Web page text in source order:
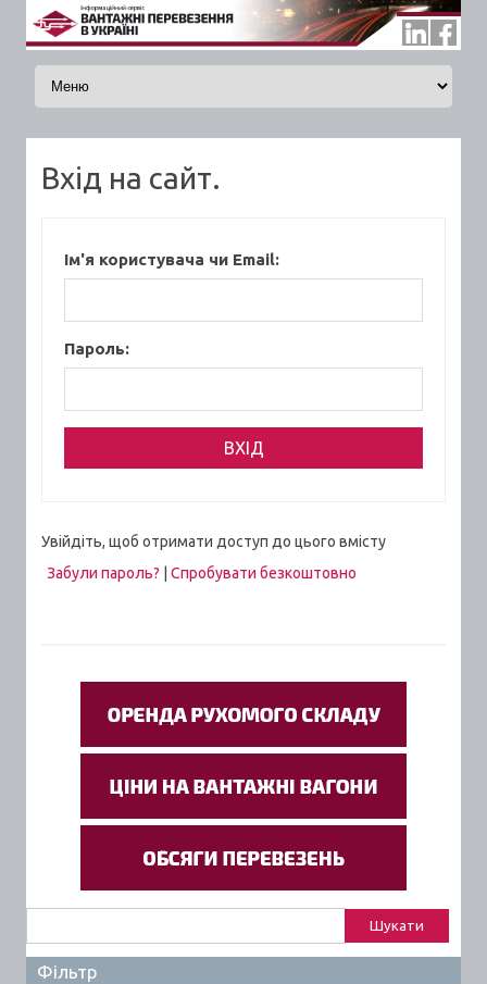
Skip to content
Вхід на сайт.
Ім'я користувача чи Email:
Пароль:
Увійдіть, щоб отримати доступ до цього вмісту
Забули пароль?
Спробувати безкоштовно
Фільтр